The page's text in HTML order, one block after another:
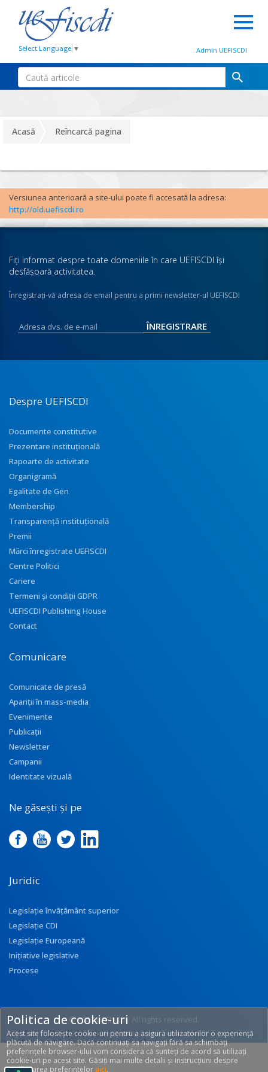
Select Language ▼ Admin UEFISCDI
Acasă Reîncarcă pagina
Versiunea anterioară a site-ului poate fi accesată la adresa:
http://old.uefiscdi.ro
Fiţi informat despre toate domeniile în care UEFISCDI îşi
desfăşoară activitatea.
Înregistraţi-vă adresa de email pentru a primi newsletter-ul UEFISCDI
Despre UEFISCDI
Documente constitutive
Prezentare instituţională
Rapoarte de activitate
Organigramă
Egalitate de Gen
Membership
Transparenţă instituţională
Premii
Mărci înregistrate UEFISCDI
Centre Politici
Cariere
Termeni și condiții GDPR
UEFISCDI Publishing House
Contact
Comunicare
Comunicate de presă
Apariţii în mass-media
Evenimente
Publicații
Newsletter
Campanii
Identitate vizuală
Ne găsești și pe
Juridic
Legislație învățământ superior
Legislație CDI
Legislație Europeană
Inițiative legislative
Procese
© 2017 UEFISCDI. All rights reserved.
[T: 0.285, O: 92]
Politica de cookie-uri
Acest site folosește cookie-uri pentru a asigura utilizatorilor o experiență
plăcută de navigare. Dacă continuați sa navigați fără sa schimbați
preferințele browser-ului vom considera că sunteți de acord să utilizați
cookie-uri pe acest site. Găsiți mai multe detalii și instrucțiuni despre
modificarea preferințelor aici.